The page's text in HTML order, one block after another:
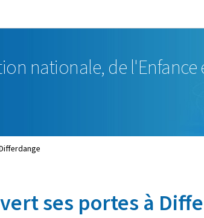
nationale, de l'Enfance
ses portes à